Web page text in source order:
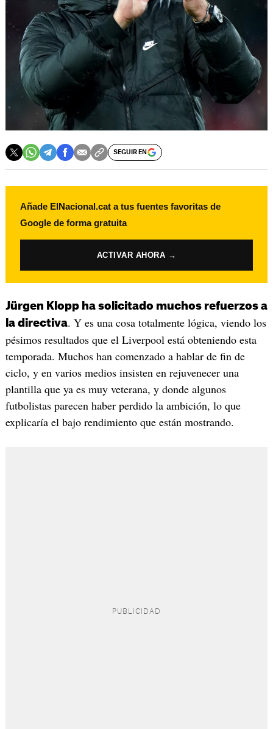
SEGUIR EN
Añade ElNacional.cat a tus fuentes favoritas de
Google de forma gratuita
ACTIVAR AHORA →
Jürgen Klopp ha solicitado muchos refuerzos a
la directiva. Y es una cosa totalmente lógica, viendo los
pésimos resultados que el Liverpool está obteniendo esta
temporada. Muchos han comenzado a hablar de fin de
ciclo, y en varios medios insisten en rejuvenecer una
plantilla que ya es muy veterana, y donde algunos
futbolistas parecen haber perdido la ambición, lo que
explicaría el bajo rendimiento que están mostrando.